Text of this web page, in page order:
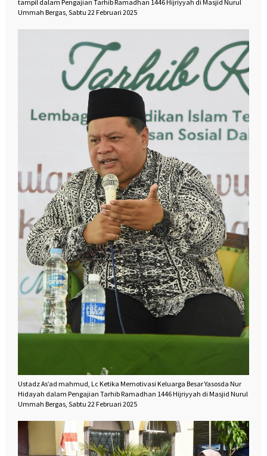
tampil dalam Pengajian Tarhib Ramadhan 1446 Hijriyyah di Masjid Nurul
Ummah Bergas, Sabtu 22 Februari 2025
Ustadz As’ad mahmud, Lc Ketika Memotivasi Keluarga Besar Yasosda Nur
Hidayah dalam Pengajian Tarhib Ramadhan 1446 Hijriyyah di Masjid Nurul
Ummah Bergas, Sabtu 22 Februari 2025